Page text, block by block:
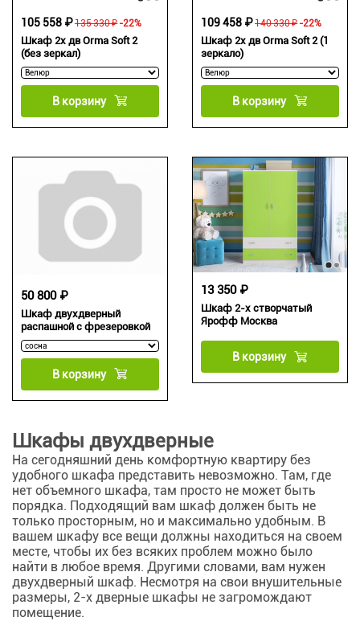
Шкаф 2х дв Orma Soft 2
(без зеркал)
135 330 ₽
105 558 ₽ -22%
В корзину
Шкаф 2х дв Orma Soft 2 (1
зеркало)
140 330 ₽
109 458 ₽ -22%
В корзину
Шкаф двухдверный
распашной с фрезеровкой
50 800 ₽
В корзину
Шкаф 2-х створчатый
Ярофф Москва
13 350 ₽
В корзину
Шкафы двухдверные
На сегодняшний день комфортную квартиру без
удобного шкафа представить невозможно. Там, где
нет объемного шкафа, там просто не может быть
порядка. Подходящий вам шкаф должен быть не
только просторным, но и максимально удобным. В
вашем шкафу все вещи должны находиться на своем
месте, чтобы их без всяких проблем можно было
найти в любое время. Другими словами, вам нужен
двухдверный шкаф. Несмотря на свои внушительные
размеры, 2-х дверные шкафы не загромождают
помещение.